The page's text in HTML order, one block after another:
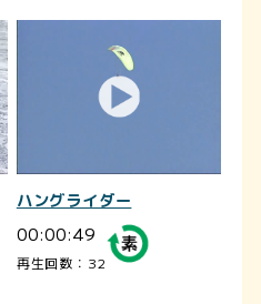
ハングライダー
00:00:49
再生回数：32